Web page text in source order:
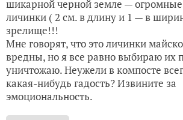
шикарной черной земле —
личинки ( 2 см. в длину и 1 — в
зрелище!!!
Мне говорят, что это личинки
вредны, но я все равно выбираю их
уничтожаю. Неужели в компосте
какая-нибудь гадость? Извините за
эмоциональность.